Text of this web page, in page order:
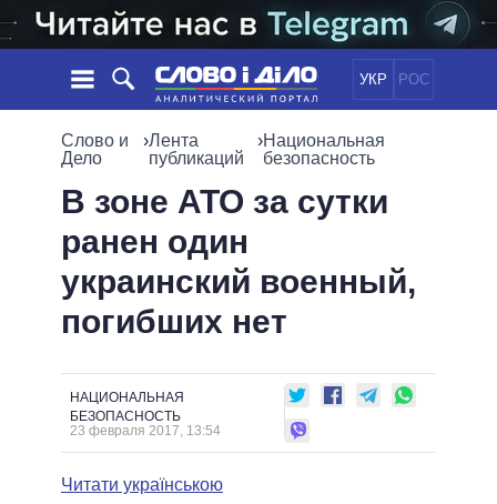
УКР РОС
НОВОСТИ
СТАТЬИ
МНЕНИЯ
ОБЗОРЫ
ЭКОНОМИКА
МИР
ОБЕЩАНИЯ
ПОЛИТИКИ
ВСЕ ПОЛИТИКИ
ПРЕЗИДЕНТ И ОФИС
ГЛАВЫ ОБЛАДМИНИСТРАЦИЙ
МЭРЫ
ВСЕ ПЕРСОНЫ
ИНФОГРАФИКА
ВИДЕО
ПОДДЕРЖАТЬ
СРАВНЕНИЕ ПОЛИТИКОВ
Слово и
Дело
›Лента
публикаций
›Национальная
безопасность
В зоне АТО за сутки
ранен один
украинский военный,
погибших нет
НАЦИОНАЛЬНАЯ
БЕЗОПАСНОСТЬ
23 февраля 2017, 13:54
Читати українською